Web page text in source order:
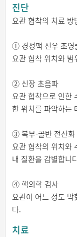
진단
요관 협착의 치료 방
① 경정맥 신우 조영
요관 협착 위치와 범
② 신장 초음파
요관 협착으로 인한
한 위치를 파악하는
③ 복부-골반 전산화
요관 협착의 위치와
내 질환을 감별합니
④ 핵의학 검사
요관이 어느 정도 막
다.
치료